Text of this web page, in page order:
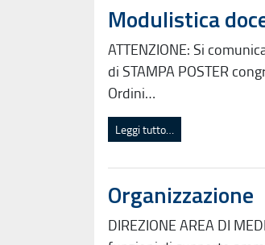
Modulistica
ATTENZIONE: Si
di STAMPA POSTER
Ordini…
Leggi tutto…
Organizzazione
DIREZIONE AREA DI